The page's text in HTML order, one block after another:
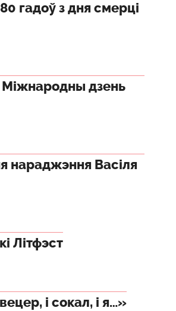
гадоў з дня смерці
Міжнародны дзень
нараджэння Васіля
Літфэст
і сокал, і я…»